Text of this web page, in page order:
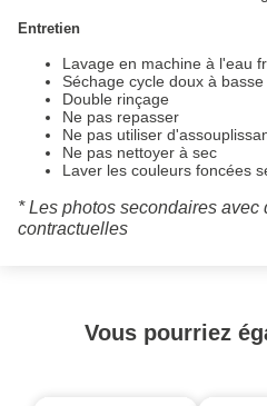
Entretien
Lavage en machine à l'eau
Séchage cycle doux à
Double rinçage
Ne pas repasser
Ne pas utiliser
Ne pas nettoyer à sec
Laver les couleurs foncées
* Les photos secondaires avec
contractuelles
Vous pourriez